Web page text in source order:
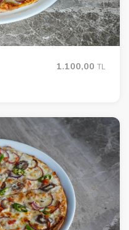
1.100,00 TL